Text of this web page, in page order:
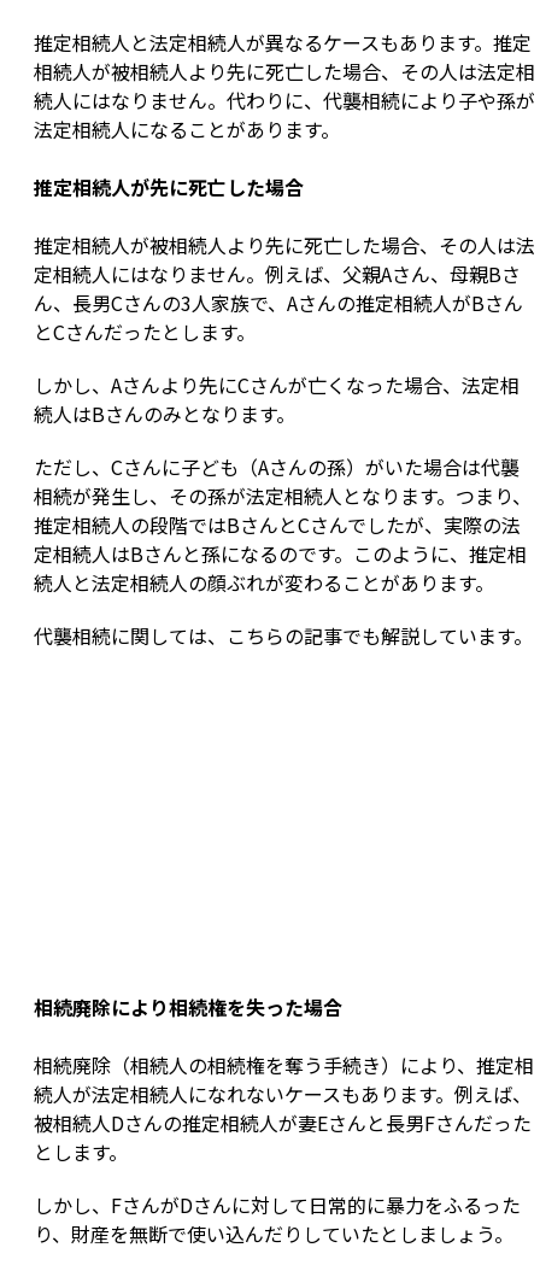
推定相続人と法定相続人が異なるケースもあります。推定
相続人が被相続人より先に死亡した場合、その人は法定相
続人にはなりません。代わりに、代襲相続により子や孫が
法定相続人になることがあります。
推定相続人が先に死亡した場合
推定相続人が被相続人より先に死亡した場合、その人は法
定相続人にはなりません。例えば、父親Aさん、母親Bさ
ん、長男Cさんの3人家族で、Aさんの推定相続人がBさん
とCさんだったとします。
しかし、Aさんより先にCさんが亡くなった場合、法定相
続人はBさんのみとなります。
ただし、Cさんに子ども（Aさんの孫）がいた場合は代襲
相続が発生し、その孫が法定相続人となります。つまり、
推定相続人の段階ではBさんとCさんでしたが、実際の法
定相続人はBさんと孫になるのです。このように、推定相
続人と法定相続人の顔ぶれが変わることがあります。
代襲相続に関しては、こちらの記事でも解説しています。
相続廃除により相続権を失った場合
相続廃除（相続人の相続権を奪う手続き）により、推定相
続人が法定相続人になれないケースもあります。例えば、
被相続人Dさんの推定相続人が妻Eさんと長男Fさんだった
とします。
しかし、FさんがDさんに対して日常的に暴力をふるった
り、財産を無断で使い込んだりしていたとしましょう。